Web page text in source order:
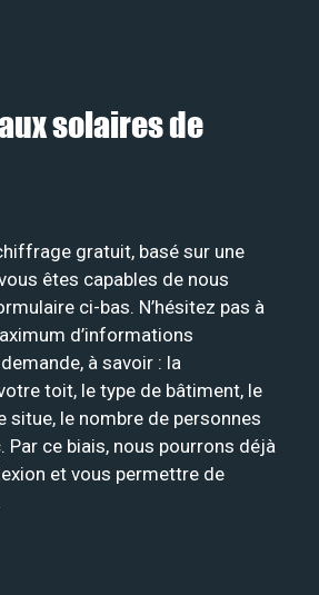
solaires de
gratuit, basé sur une
êtes capables de nous
ci-bas. N’hésitez pas à
d’informations
à savoir : la
toit, le type de bâtiment, le
situe, le nombre de personnes
Par ce biais, nous pourrons déjà
et vous permettre de